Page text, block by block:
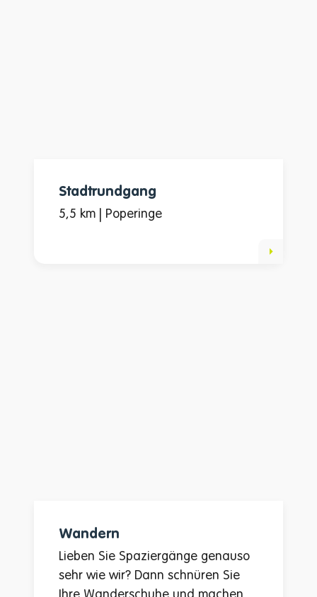
Stadtrundgang
5,5 km | Poperinge
Wandern
Lieben Sie Spaziergänge genauso
sehr wie wir? Dann schnüren Sie